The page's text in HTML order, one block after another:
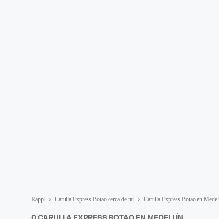
Rappi Carulla Express Botao cerca de mi Carulla Express Botao en